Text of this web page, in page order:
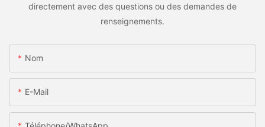
directement avec des questions ou des demandes de
renseignements.
Nom
E-Mail